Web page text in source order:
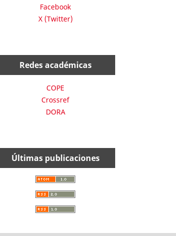
Facebook
X (Twitter)
Redes académicas
COPE
Crossref
DORA
Últimas publicaciones